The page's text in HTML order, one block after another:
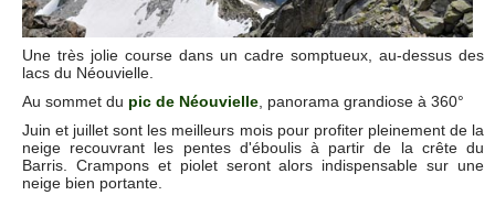
Une très jolie course dans un cadre somptueux, au-dessus des
lacs du Néouvielle.
Au sommet du pic de Néouvielle , panorama grandiose à 360°
Juin et juillet sont les meilleurs mois pour profiter pleinement de la
neige recouvrant les pentes d'éboulis à partir de la crête du
Barris. Crampons et piolet seront alors indispensable sur une
neige bien portante.